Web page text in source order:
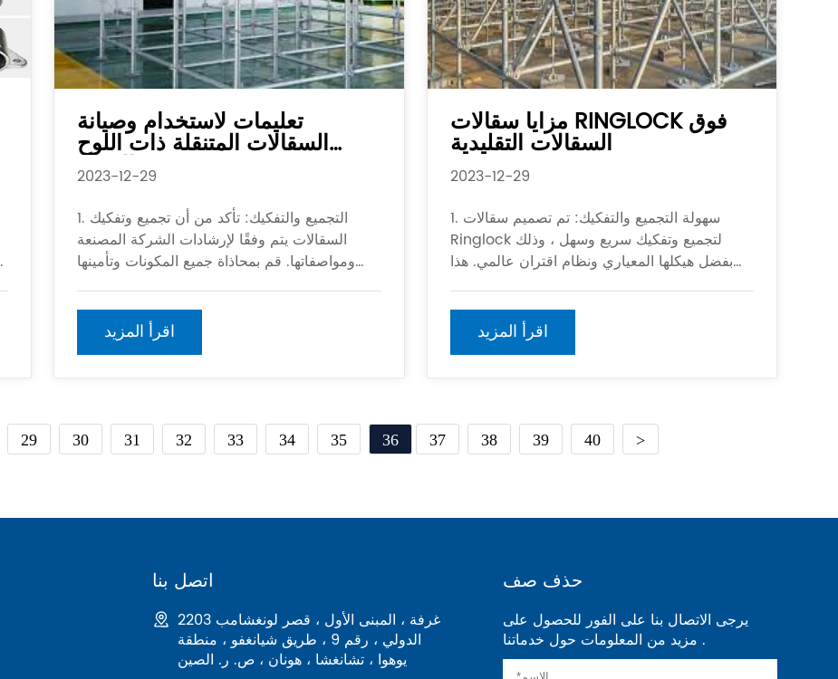
تعليمات لاستخدام وصيانة
السقالات المتنقلة ذات اللوح
والإبزيم
2023-12-29
1. التجميع والتفكيك: تأكد من أن تجميع وتفكيك
السقالات يتم وفقًا لإرشادات الشركة المصنعة
ومواصفاتها. قم بمحاذاة جميع المكونات وتأمينها
والوظائف العمودية. 2. الأساس: تأكد من أن
السقالات
اقرأ المزيد
مزايا سقالات RINGLOCK فوق
السقالات التقليدية
2023-12-29
1. سهولة التجميع والتفكيك: تم تصميم سقالات
Ringlock لتجميع وتفكيك سريع وسهل ، وذلك
بفضل هيكلها المعياري ونظام اقتران عالمي. هذا
السقالات ، مما يؤدي إلى توفير التكاليف وزيادة
اقرأ المزيد
29 30 31 32 33 34 35 36 37 38 39 40 >
اتصل بنا
2203 غرفة ، المبنى الأول ، قصر لونغشامب
الدولي ، رقم 9 ، طريق شيانغفو ، منطقة
يوهوا ، تشانغشا ، هونان ، ص. ر. الصين
حذف صف
يرجى الاتصال بنا على الفور للحصول على
مزيد من المعلومات حول خدماتنا .